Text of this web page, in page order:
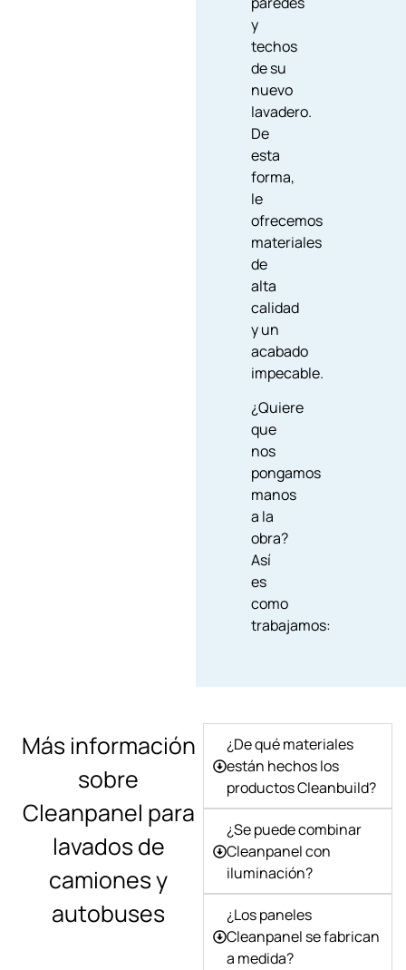
y
techos
de su
nuevo
lavadero.
De
esta
forma,
le
ofrecemos
materiales
de
alta
calidad
y un
acabado
impecable.
¿Quiere
que
nos
pongamos
manos
a la
obra?
Así
es
como
trabajamos:
Más información
sobre
Cleanpanel para
lavados de
camiones y
autobuses
¿De qué materiales
están hechos los
productos Cleanbuild?
¿Se puede combinar
Cleanpanel con
iluminación?
¿Los paneles
Cleanpanel se fabrican
a medida?